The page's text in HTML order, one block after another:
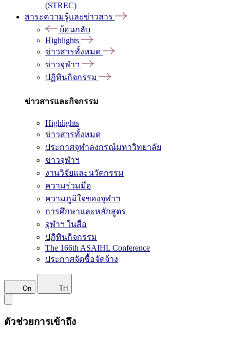
(STREC)
สาระความรู้และข่าวสาร
ย้อนกลับ
Highlights
ข่าวสารทั้งหมด
ข่าวจุฬาฯ
ปฏิทินกิจกรรม
ข่าวสารและกิจกรรม
Highlights
ข่าวสารทั้งหมด
ประกาศจุฬาลงกรณ์มหาวิทยาลัย
ข่าวจุฬาฯ
งานวิจัยและนวัตกรรม
ความร่วมมือ
ความภูมิใจของจุฬาฯ
การศึกษาและหลักสูตร
จุฬาฯ ในสื่อ
ปฏิทินกิจกรรม
The 166th ASAIHL Conference
ประกาศจัดซื้อจัดจ้าง
On TH
ตัวช่วยการเข้าถึง